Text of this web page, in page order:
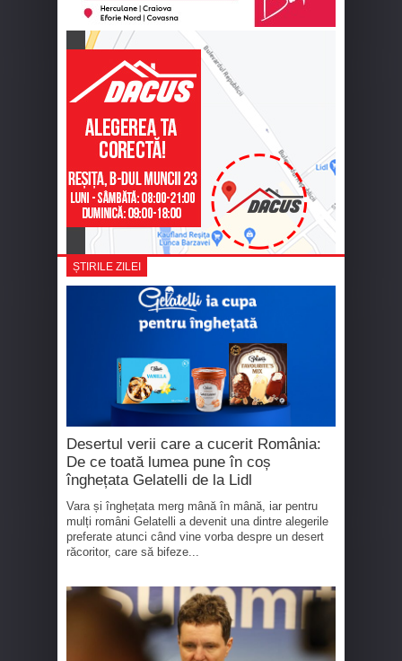
ȘTIRILE ZILEI
Desertul verii care a cucerit România:
De ce toată lumea pune în coș
înghețata Gelatelli de la Lidl
Vara și înghețata merg mână în mână, iar pentru
mulți români Gelatelli a devenit una dintre alegerile
preferate atunci când vine vorba despre un desert
răcoritor, care să bifeze...